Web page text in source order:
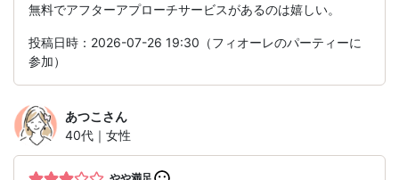
無料でアフターアプローチサービスがあるのは嬉しい。
投稿日時：2026-07-26 19:30（フィオーレのパーティーに
参加）
あつこ さん
40代｜女性